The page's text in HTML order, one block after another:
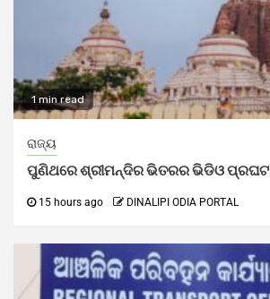
1 min read
ରାଜ୍ୟ
ପୁଣିଥରେ ଶ୍ରୀମନ୍ଦିର ଭିତରର ଭିଡିଓ ପ୍ରଘଟ
15 hours ago DINALIPI ODIA PORTAL